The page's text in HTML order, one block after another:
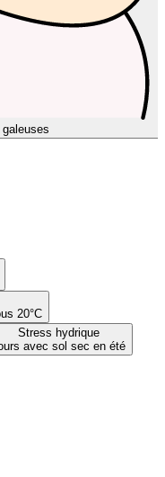
galeuses
20°C
Stress hydrique
avec sol sec en été